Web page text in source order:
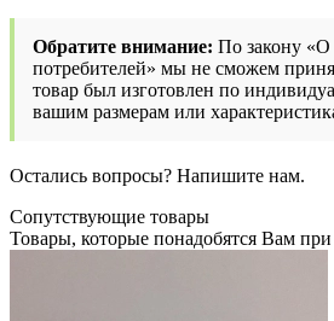
Обратите внимание: По закону «О
потребителей» мы не сможем
товар был изготовлен по
вашим размерам или
Остались вопросы? Напишите нам.
Сопутствующие товары
Товары, которые понадобятся Вам